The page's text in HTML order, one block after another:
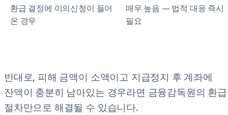
환급 결정에 이의신청이 들어
온 경우
매우 높음 — 법적 대응 즉시
필요
반대로, 피해 금액이 소액이고 지급정지 후 계좌에
잔액이 충분히 남아있는 경우라면 금융감독원의 환급
절차만으로 해결될 수 있습니다.